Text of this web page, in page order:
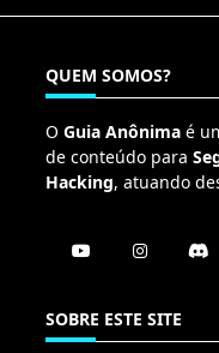
QUEM SOMOS?
O Guia Anônima é
de conteúdo para
Hacking, atuando
SOBRE ESTE SITE